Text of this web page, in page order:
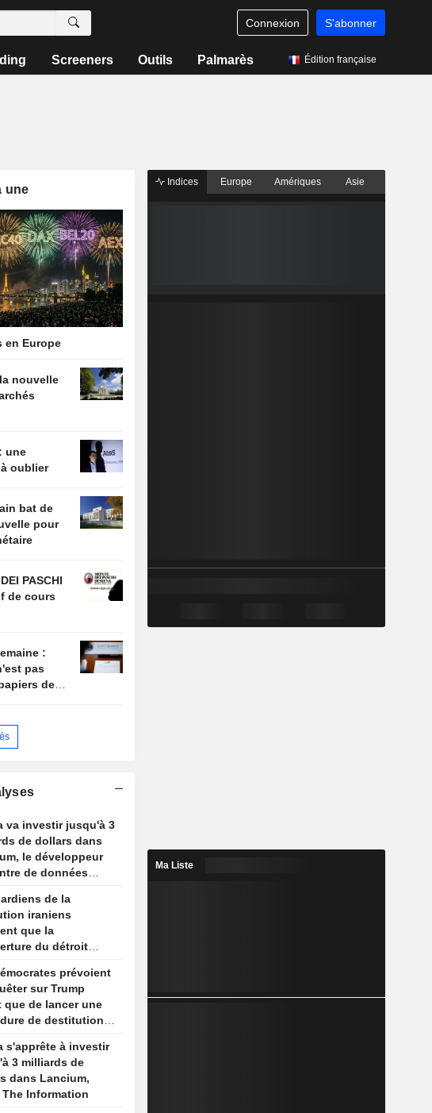
Connexion S'abonner
Screeners Outils Palmarès Édition française
une
en Europe
nouvelle
oublier
bat de
pour
PASCHI
:
pas
de
va investir jusqu'à 3
de dollars dans
le développeur
de données
de la
iraniens
que la
du détroit
avec
prévoient
sur Trump
que de lancer une
de destitution
selon des
s'apprête à investir
3 milliards de
dans Lancium,
Information
Indices Europe Amériques Asie
Ma Liste